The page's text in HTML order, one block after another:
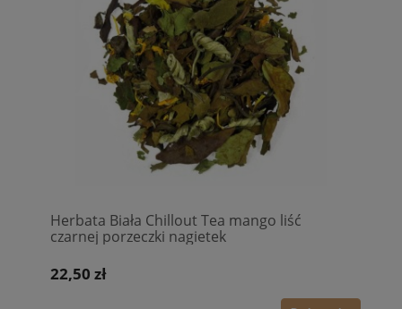
Herbata Biała Chillout Tea mango liść
czarnej porzeczki nagietek
22,50 zł